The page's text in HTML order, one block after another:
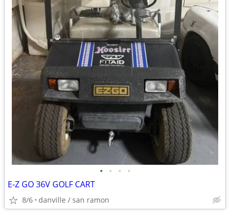
• • • •
E-Z GO 36V GOLF CART
8/6 danville / san ramon